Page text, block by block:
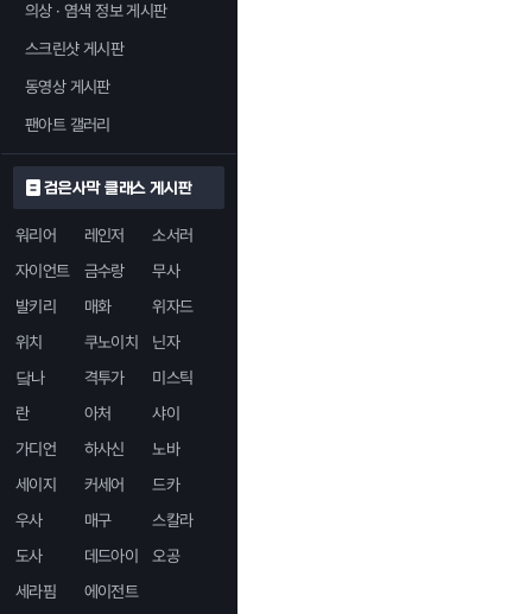
의상 · 염색 정보 게시판
스크린샷 게시판
동영상 게시판
팬아트 갤러리
검은사막 클래스 게시판
워리어 레인저
소서러
자이언트
금수랑
무사
발키리
매화
위자드
위치
쿠노이치
닌자
닼나
격투가
미스틱
란
아처
샤이
가디언
하사신
노바
세이지
커세어
드카
우사
매구
스칼라
도사
데드아이
오공
세라핌
에이전트